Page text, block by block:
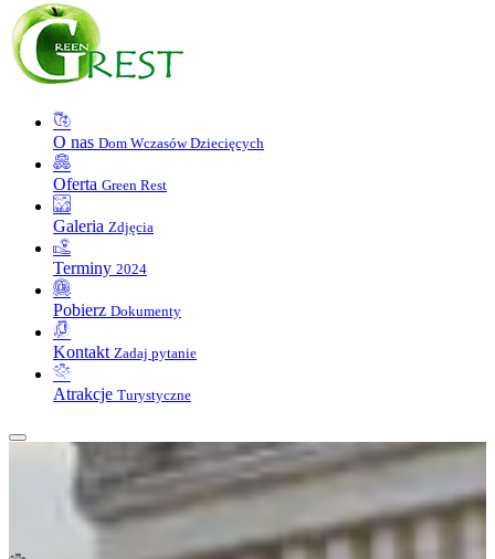
O nas Dom Wczasów Dziecięcych
Oferta Green Rest
Galeria Zdjęcia
Terminy 2024
Pobierz Dokumenty
Kontakt Zadaj pytanie
Atrakcje Turystyczne